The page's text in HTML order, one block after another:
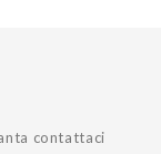
contattaci